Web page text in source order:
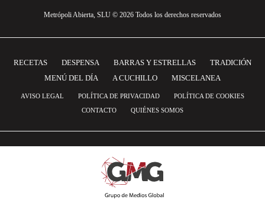
Metrópoli Abierta, SLU © 2026 Todos los derechos reservados
RECETAS DESPENSA BARRAS Y ESTRELLAS
TRADICIÓN
MENÚ DEL DÍA
A CUCHILLO MISCELANEA
AVISO LEGAL POLÍTICA DE PRIVACIDAD
POLÍTICA DE COOKIES
CONTACTO
QUIÉNES SOMOS